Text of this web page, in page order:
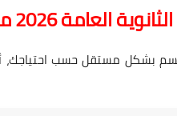
2026 من مكان واحد
بشكل مستقل حسب احتياجك،